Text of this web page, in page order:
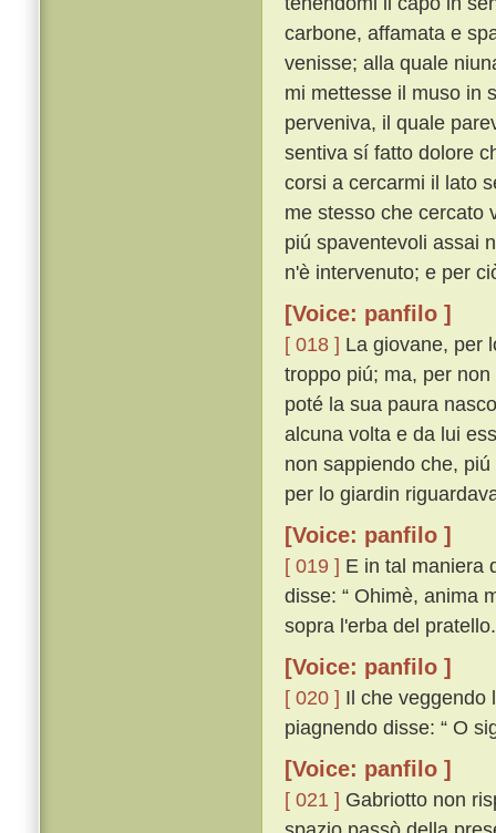
carbone, affamata e
venisse; alla quale
mi mettesse il muso in
perveniva, il quale
sentiva sí fatto dolore
corsi a cercarmi il lato
me stesso che cercato
piú spaventevoli assai
n'è intervenuto; e per
[Voice: panfilo ]
[ 018 ] La giovane, per
troppo piú; ma, per
poté la sua paura
alcuna volta e da lui
non sappiendo che,
per lo giardin
[Voice: panfilo ]
[ 019 ] E in tal maniera
disse: “ Ohimè, anima
sopra l'erba del pratello.
[Voice: panfilo ]
[ 020 ] Il che veggendo
piagnendo disse: “ O
[Voice: panfilo ]
[ 021 ] Gabriotto non